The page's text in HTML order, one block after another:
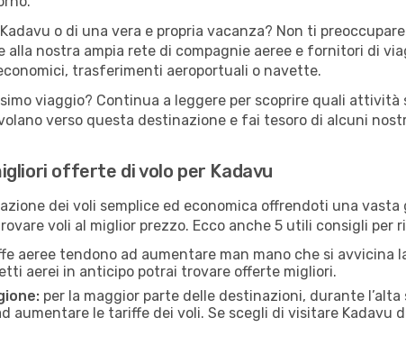
o di una vera e propria vacanza? Non ti
alla nostra ampia rete di compagnie aeree e fornitori di
trasferimenti aeroportuali o navette.
viaggio? Continua a leggere per scoprire quali
verso questa destinazione e fai tesoro di alcuni
offerte di volo per Kadavu
dei voli semplice ed economica offrendoti una
voli al miglior prezzo. Ecco anche 5 utili consigli per
aeree tendono ad aumentare man mano che si
aerei in anticipo potrai trovare offerte migliori.
per la maggior parte delle destinazioni, durante
aumentare le tariffe dei voli. Se scegli di visitare Kadavu